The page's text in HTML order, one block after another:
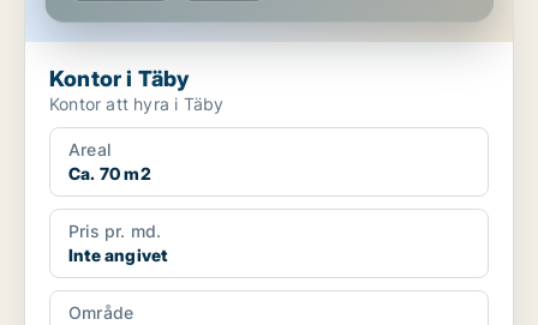
Kontor i Täby
Kontor att hyra i Täby
Areal
Ca. 70 m2
Pris pr. md.
Inte angivet
Område